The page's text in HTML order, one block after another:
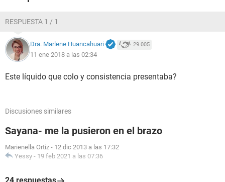
RESPUESTA 1 / 1
Dra. Marlene Huancahuari 29.005
11 ene 2018 a las 02:34
Este líquido que colo y consistencia presentaba?
Discusiones similares
Sayana- me la pusieron en el brazo
Marienella Ortiz - 12 dic 2013 a las 17:32
Yessy - 19 feb 2021 a las 07:36